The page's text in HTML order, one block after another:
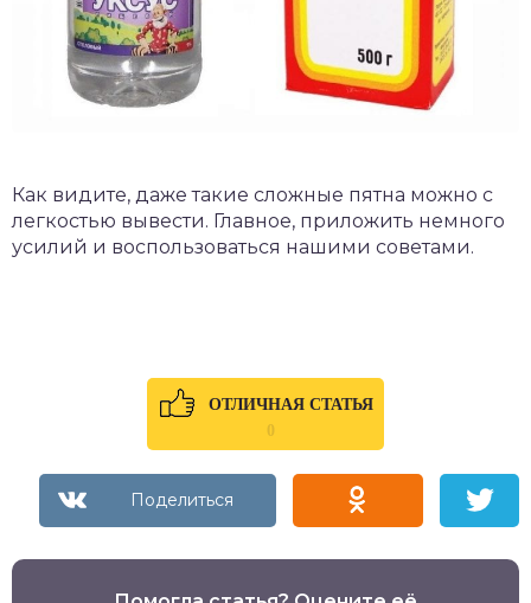
Как видите, даже такие сложные пятна можно с
легкостью вывести. Главное, приложить немного
усилий и воспользоваться нашими советами.
ОТЛИЧНАЯ СТАТЬЯ
0